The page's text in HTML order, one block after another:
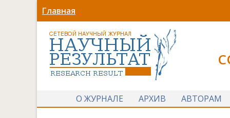
Главная
О ЖУРНАЛЕ АРХИВ АВТОРАМ